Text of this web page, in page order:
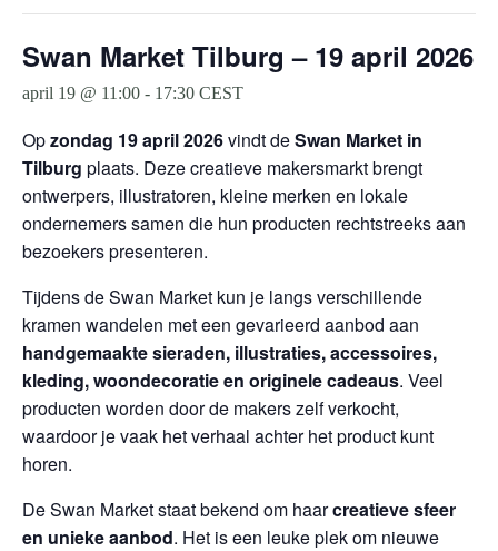
Swan Market Tilburg – 19 april 2026
april 19 @ 11:00 - 17:30 CEST
Opzondag 19 april 2026vindt deSwan Market in
Tilburg plaats. Deze creatieve makersmarkt brengt
ontwerpers, illustratoren, kleine merken en lokale
ondernemers samen die hun producten rechtstreeks aan
bezoekers presenteren.
Tijdens de Swan Market kun je langs verschillende
kramen wandelen met een gevarieerd aanbod aan
handgemaakte sieraden, illustraties, accessoires,
kleding, woondecoratie en originele cadeaus. Veel
producten worden door de makers zelf verkocht,
waardoor je vaak het verhaal achter het product kunt
horen.
De Swan Market staat bekend om haarcreatieve sfeer
en unieke aanbod. Het is een leuke plek om nieuwe